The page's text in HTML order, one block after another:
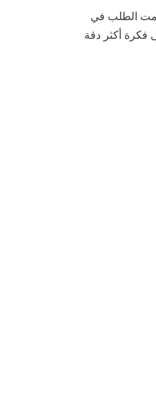
29 سبتمبر"، وبما أنني قدمت الطلب في
للحصول على فكرة أكثر دقة